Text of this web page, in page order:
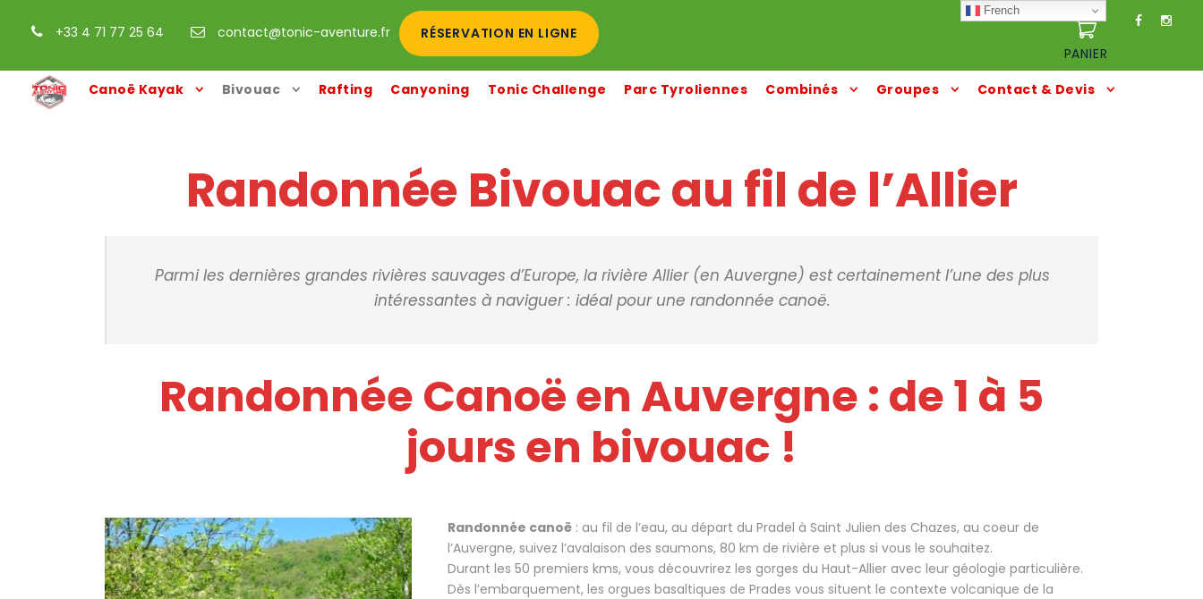
+33 4 71 77 25 64 contact@tonic-aventure.fr
RÉSERVATION EN LIGNE
PANIER
Canoë Kayak Bivouac Rafting Canyoning Tonic Challenge Parc Tyroliennes Combinés Groupes Contact & Devis
Randonnée Bivouac au fil de l’Allier
Parmi les dernières grandes rivières sauvages d’Europe, la rivière Allier (en Auvergne) est certainement l’une des plus
intéressantes à naviguer : idéal pour une randonnée canoë.
Randonnée Canoë en Auvergne : de 1 à 5
jours en bivouac !
Randonnée canoë : au fil de l’eau, au départ du Pradel à Saint Julien des Chazes, au coeur de
l’Auvergne, suivez l’avalaison des saumons, 80 km de rivière et plus si vous le souhaitez.
Durant les 50 premiers kms, vous découvrirez les gorges du Haut-Allier avec leur géologie particulière.
Dès l’embarquement, les orgues basaltiques de Prades vous situent le contexte volcanique de la
French